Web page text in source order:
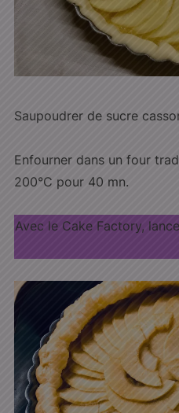
Saupoudrer de sucre
Enfourner dans un four
200°C pour 40 mn.
Avec le Cake Factory,